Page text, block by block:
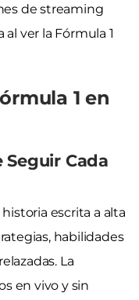
de streaming
ver la Fórmula 1
1 en
Seguir Cada
escrita a alta
habilidades
La
en vivo y sin